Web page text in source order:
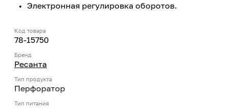
Электронная регулировка оборотов.
Код товара
78-15750
Бренд
Ресанта
Тип продукта
Перфоратор
Тип питания